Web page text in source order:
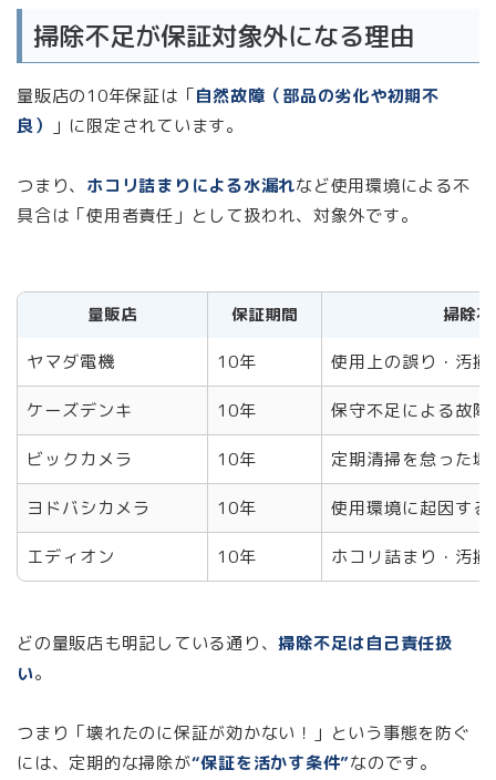
掃除不足が保証対象外になる理由
量販店の10年保証は「自然故障（部品の劣化や初期不
良）
」に限定されています。
つまり、 ホコリ詰まりによる水漏れなど使用環境による不
具合は「使用者責任」として扱われ、対象外です。
量販店 保証期間 掃除
ヤマダ電機 10年 使用上の誤り・汚損
ケーズデンキ 10年 保守不足による故障
ビックカメラ 10年 定期清掃を怠った
ヨドバシカメラ 10年 使用環境に起因す
エディオン 10年 ホコリ詰まり・汚損
どの量販店も明記している通り、掃除不足は自己責任扱
い。
つまり「壊れたのに保証が効かない！」という事態を防ぐ
には、定期的な掃除が“保証を活かす条件”なのです。